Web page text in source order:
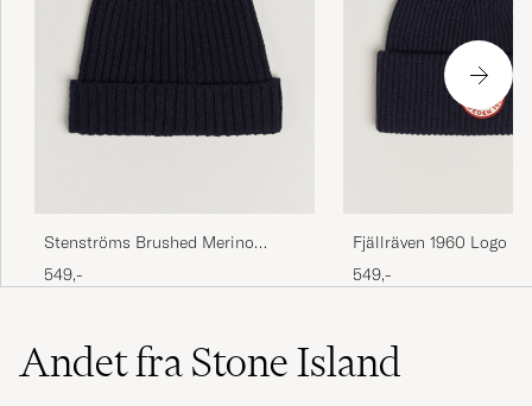
Stenströms Brushed Merino
549,-
Fjällräven 1960 Logo
Navy
549,-
Andet fra Stone Island